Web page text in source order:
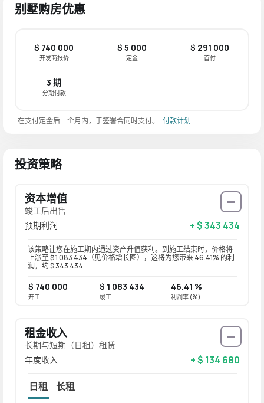
别墅购房优惠
$ 740 000
开发商报价
$ 5 000
定金
$ 291 000
首付
3 期
分期付款
在支付定金后一个月内，于签署合同时支付。 付款计划
投资策略
资本增值
竣工后出售
预期利润
+ $ 343 434
该策略让您在施工期内通过资产升值获利。到施工结束时，价格将
上涨至 $ 1 083 434（见价格增长图），这将为您带来 46.41% 的利
润，约 $ 343 434
$ 740 000
开工
$ 1 083 434
竣工
46.41 %
利润率 (%)
租金收入
长期与短期（日租）租赁
年度收入
+ $ 134 680
日租 长租